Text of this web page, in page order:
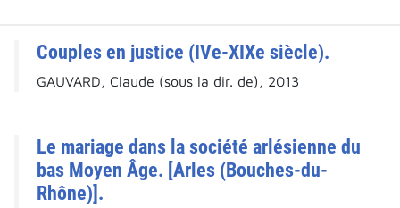
Couples en justice (IVe-XIXe siècle).
GAUVARD, Claude (sous la dir. de), 2013
Le mariage dans la société arlésienne du
bas Moyen Âge. [Arles (Bouches-du-
Rhône)].